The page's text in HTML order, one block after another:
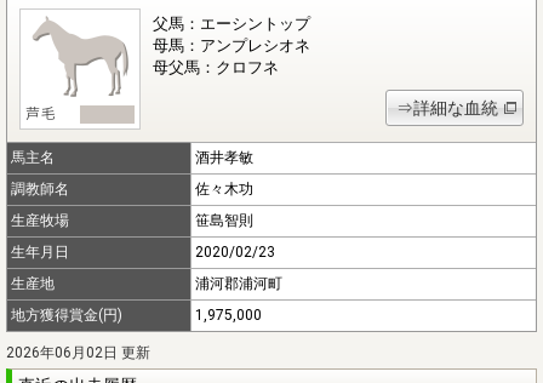
父馬：エーシントップ
母馬：アンプレシオネ
母父馬：クロフネ
⇒詳細な血統
馬主名
酒井孝敏
調教師名
佐々木功
生産牧場
笹島智則
生年月日
2020/02/23
生産地
浦河郡浦河町
地方獲得賞金(円)
1,975,000
2026年06月02日 更新